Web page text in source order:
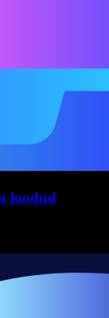
loodud